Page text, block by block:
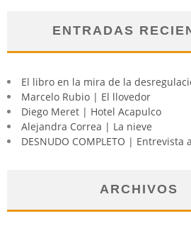
ENTRADAS
El libro en la mira de la
Marcelo Rubio | El llovedor
Diego Meret | Hotel Acapulco
Alejandra Correa | La nieve
DESNUDO COMPLETO | Entrevista
ARCHIVOS